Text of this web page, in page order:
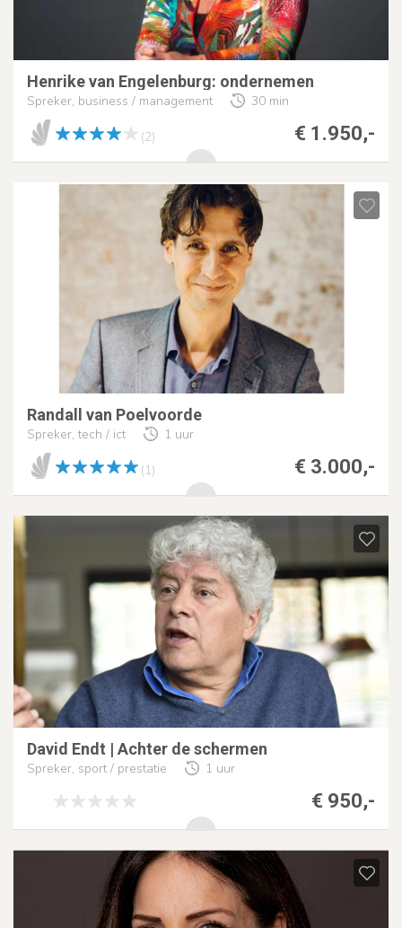
Henrike van Engelenburg: ondernemen
Spreker, business / management 30 min
€ 1.950,-
(2)
Randall van Poelvoorde
Spreker, tech / ict 1 uur
€ 3.000,-
(1)
David Endt | Achter de schermen
Spreker, sport / prestatie 1 uur
€ 950,-